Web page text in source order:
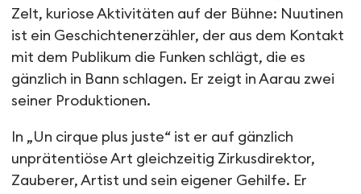
Zelt, kuriose Aktivitäten auf der Bühne: Nuutinen
ist ein Geschichtenerzähler, der aus dem Kontakt
mit dem Publikum die Funken schlägt, die es
gänzlich in Bann schlagen. Er zeigt in Aarau zwei
seiner Produktionen.
In „Un cirque plus juste“ ist er auf gänzlich
unprätentiöse Art gleichzeitig Zirkusdirektor,
Zauberer, Artist und sein eigener Gehilfe. Er